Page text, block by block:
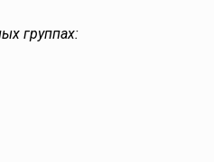
группах: